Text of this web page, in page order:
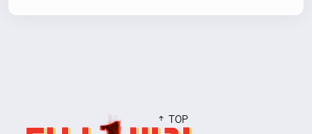
TOP